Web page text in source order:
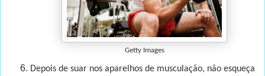
Getty Images
Depois de suar nos aparelhos de musculação, não esqueça